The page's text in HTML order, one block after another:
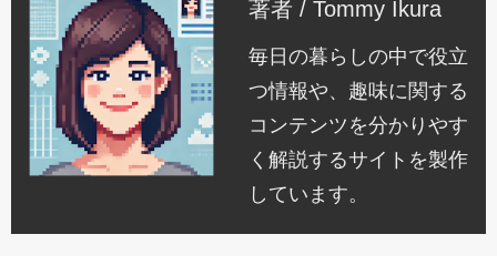
著者 / Tommy Ikura
毎日の暮らしの中で役立
つ情報や、趣味に関する
コンテンツを分かりやす
く解説するサイトを製作
しています。